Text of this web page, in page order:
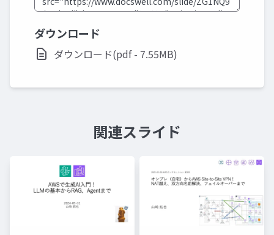
ダウンロード
ダウンロード(pdf - 7.55MB)
関連スライド